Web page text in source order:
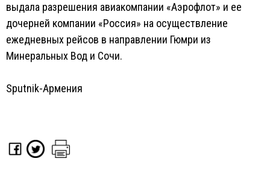
выдала разрешения авиакомпании «Аэрофлот» и ее
дочерней компании «Россия» на осуществление
ежедневных рейсов в направлении Гюмри из
Минеральных Вод и Сочи.
Sputnik-Армения